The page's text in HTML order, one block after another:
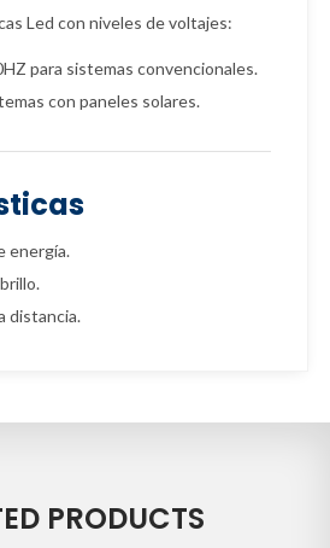
Led con niveles de voltajes:
para sistemas convencionales.
con paneles solares.
energía.
distancia.
PRODUCTS